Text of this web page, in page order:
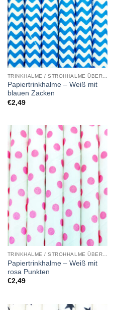
Papiertrinkhalme – Weiß mit
blauen Zacken
€2,49
Papiertrinkhalme – Weiß mit
rosa Punkten
€2,49